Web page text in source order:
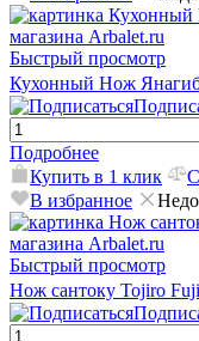
Быстрый просмотр
Кухонный Нож
Подробнее
Купить в 1 клик
В избранное
Быстрый просмотр
Нож сантоку Tojiro